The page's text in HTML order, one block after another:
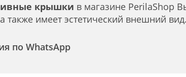
крышки в магазине PerilaShop
также имеет эстетический внешний вид.
по WhatsApp